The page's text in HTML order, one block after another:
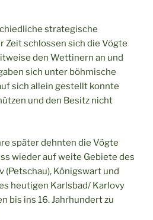
strategische
Zeit schlossen sich die Vögte
den Wettinern an und
sich unter böhmische
sich allein gestellt konnte
und den Besitz nicht
später dehnten die Vögte
wieder auf weite Gebiete des
(Petschau), Königswart und
heutigen Karlsbad/ Karlovy
bis ins 16. Jahrhundert zu